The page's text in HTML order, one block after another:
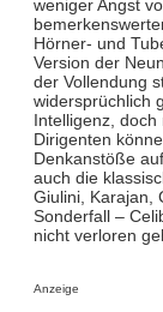
weniger Angst
Hörner- und
Version der
der Vollendung
widersprüchlich
Intelligenz,
Dirigenten
Denkanstöße
auch die
Giulini, Karajan,
Sonderfall –
nicht verloren
Anzeige